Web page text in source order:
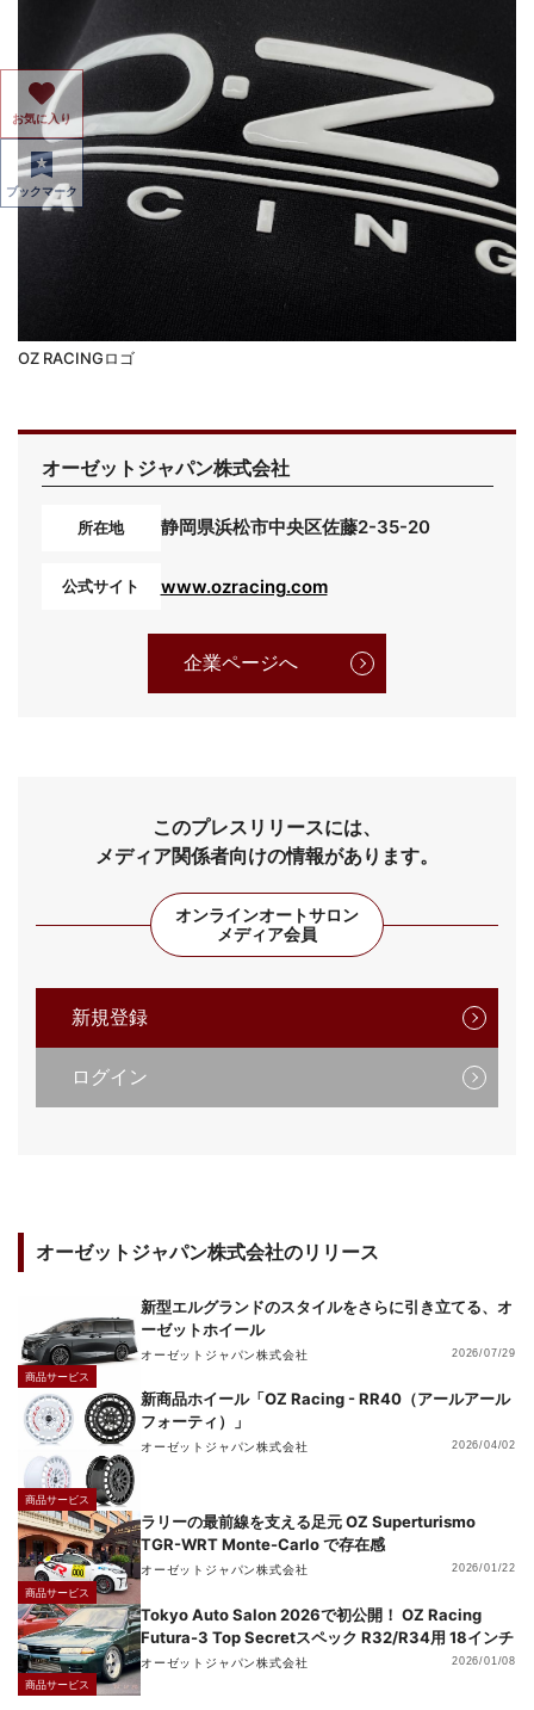
OZ RACINGロゴ
オーゼットジャパン株式会社
所在地 静岡県浜松市中央区佐藤2-35-20
公式サイト www.ozracing.com
企業ページへ
このプレスリリースには、
メディア関係者向けの情報があります。
オンラインオートサロン
メディア会員
新規登録
ログイン
オーゼットジャパン株式会社のリリース
商品サービス
新型エルグランドのスタイルをさらに引き立てる、オ
ーゼットホイール
オーゼットジャパン株式会社 2026/07/29
商品サービス
新商品ホイール「OZ Racing - RR40（アールアール
フォーティ）」
オーゼットジャパン株式会社 2026/04/02
商品サービス
ラリーの最前線を支える足元 OZ Superturismo
TGR-WRT Monte-Carlo で存在感
オーゼットジャパン株式会社 2026/01/22
商品サービス
Tokyo Auto Salon 2026で初公開！ OZ Racing
Futura-3 Top Secretスペック R32/R34用 18インチ
オーゼットジャパン株式会社 2026/01/08
お気に入り
ブックマーク